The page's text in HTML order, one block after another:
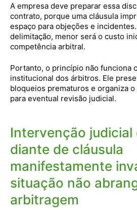
A empresa deve preparar essa
contrato, porque uma cláusula
espaço para objeções e
delimitação, menor será o custo
competência arbitral.
Portanto, o princípio não funciona
institucional dos árbitros. Ele
bloqueios prematuros e organiza
para eventual revisão judicial.
Intervenção judicial
diante de cláusula
manifestamente
situação não
arbitragem